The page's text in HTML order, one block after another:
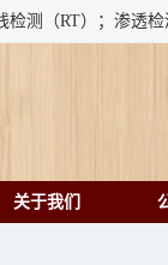
关于我们